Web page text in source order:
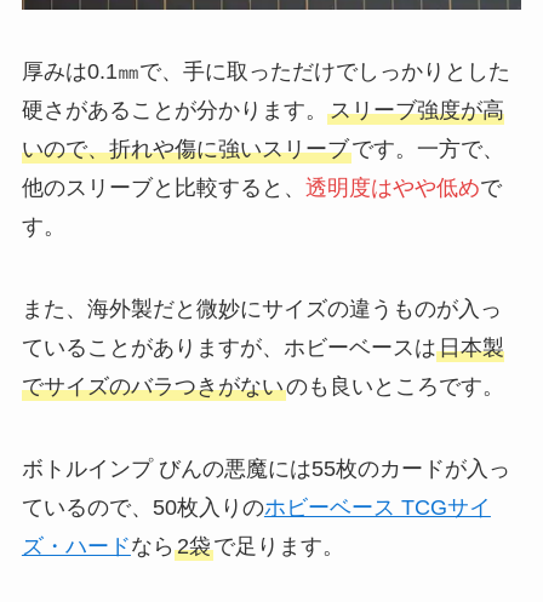
厚みは0.1㎜で、手に取っただけでしっかりとした
硬さがあることが分かります。 スリーブ強度が高
いので、折れや傷に強いスリーブです。一方で、
他のスリーブと比較すると、 透明度はやや低めで
す。
また、海外製だと微妙にサイズの違うものが入っ
ていることがありますが、ホビーベースは日本製
でサイズのバラつきがないのも良いところです。
ボトルインプ びんの悪魔には55枚のカードが入っ
ているので、50枚入りのホビーベース TCGサイ
ズ・ハードなら 2袋で足ります。